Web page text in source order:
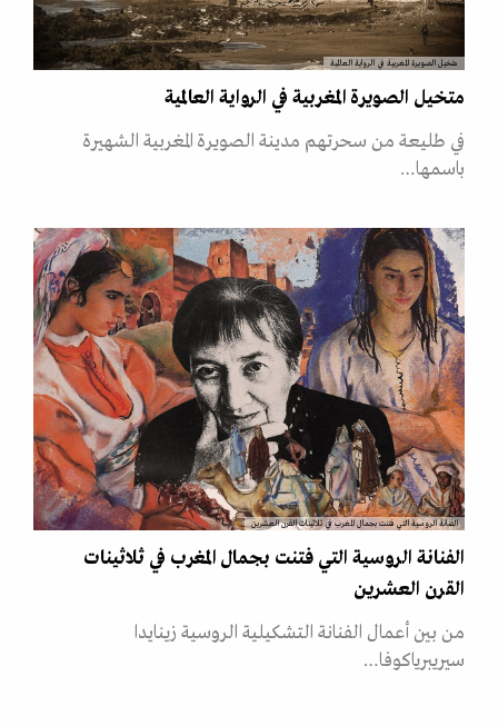
متخيل الصويرة المغربية في الرواية العالمية
متخيل الصويرة المغربية في الرواية العالمية
في طليعة من سحرتهم مدينة الصويرة المغربية الشهيرة
باسمها…
الفنانة الروسية التي فتنت بجمال المغرب في ثلاثينات القرن العشرين
الفنانة الروسية التي فتنت بجمال المغرب في ثلاثينات
القرن العشرين
من بين أعمال الفنانة التشكيلية الروسية زينايدا
سيريبرياكوفا…